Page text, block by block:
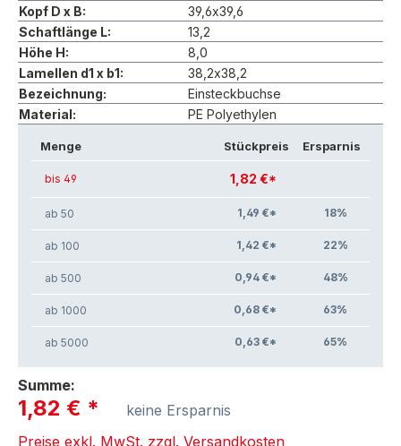
Kopf D x B:
39,6x39,6
Schaftlänge L:
13,2
Höhe H:
8,0
Lamellen d1 x b1:
38,2x38,2
Bezeichnung:
Einsteckbuchse
Material:
PE Polyethylen
Menge Stückpreis Ersparnis
bis 49 1,82 €*
ab 50 1,49 €* 18%
ab 100 1,42 €* 22%
ab 500 0,94 €* 48%
ab 1000 0,68 €* 63%
ab 5000 0,63 €* 65%
Summe:
1,82 € *
keine Ersparnis
Preise exkl. MwSt. zzgl. Versandkosten